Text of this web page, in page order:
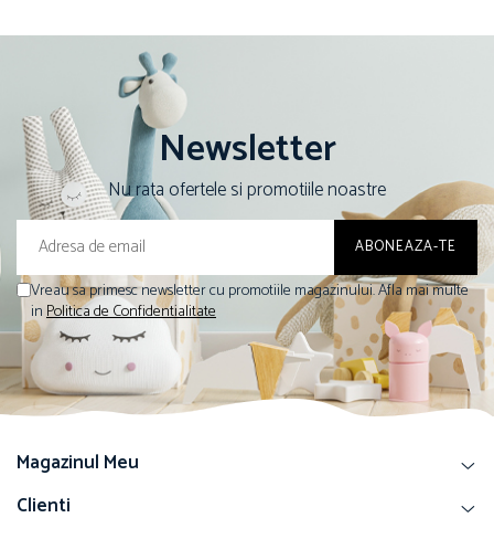
Newsletter
Nu rata ofertele si promotiile noastre
Vreau sa primesc newsletter cu promotiile magazinului. Afla mai multe
inPolitica de Confidentialitate
Magazinul Meu
Clienti